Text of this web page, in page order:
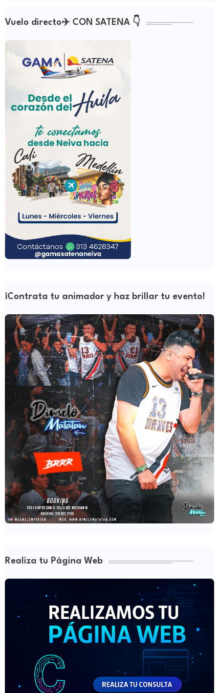
Vuelo directo✈️ CON SATENA 👇
¡Contrata tu animador y haz brillar tu evento!
Realiza tu Página Web